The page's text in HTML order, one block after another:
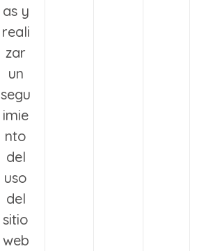
as y
reali
zar
un
segu
imie
nto
del
uso
del
sitio
web